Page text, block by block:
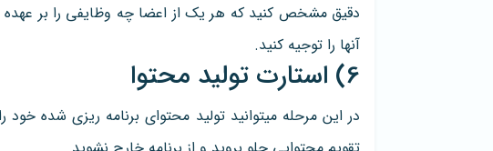
دقیق مشخص کنید که هر یک از اعضا چه وظایفی را بر عهده
آنها را توجیه کنید.
6) استارت تولید محتوا
در این مرحله میتوانید تولید محتوای برنامه ریزی شده